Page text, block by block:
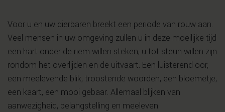
Voor u en uw dierbaren breekt een periode van rouw aan.
Veel mensen in uw omgeving zullen u in deze moeilijke tijd
een hart onder de riem willen steken, u tot steun willen zijn
rondom het overlijden en de uitvaart. Een luisterend oor,
een meelevende blik, troostende woorden, een bloemetje,
een kaart, een mooi gebaar. Allemaal blijken van
aanwezigheid, belangstelling en meeleven.